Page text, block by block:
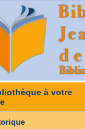
à votre